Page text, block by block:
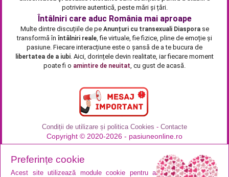
potrivire autentică, peste mări și țări.
Întâlniri care aduc România mai aproape
Multe dintre discuțiile de pe Anunțuri cu transexuali Diasporase
transformă în întâlniri reale , fie virtuale, fie fizice, pline de emoție și
pasiune. Fiecare interacțiune este o șansă de a te bucura de
libertatea de a iubi . Aici, dorințele devin realitate, iar fiecare moment
poate fi o amintire de neuitat , cu gust de acasă.
Condiții de utilizare și politica Cookies - Contacte
Copyright © 2020-2026 - pasiuneonline.ro
Preferințe cookie
Acest site utilizează module cookie pentru a